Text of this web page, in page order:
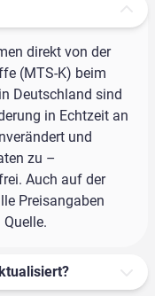
direkt von der
(MTS-K) beim
Deutschland sind
in Echtzeit an
und
zu –
Auch auf der
Preisangaben